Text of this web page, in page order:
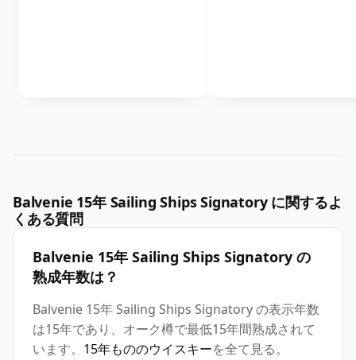
Balvenie 15年 Sailing Ships Signatory に関するよ
くある質問
Balvenie 15年 Sailing Ships Signatory の
熟成年数は？
Balvenie 15年 Sailing Ships Signatory の表示年数
は15年であり、オーク樽で最低15年間熟成されて
います。 15年もののウイスキーを全て見る。